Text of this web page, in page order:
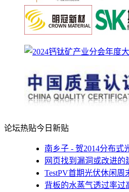
论坛热贴今日新贴
南乡子 - 贺2014分布式
网页找到漏洞或改进的
TestPV首期光伏休闲周
背板的水蒸气透过率过